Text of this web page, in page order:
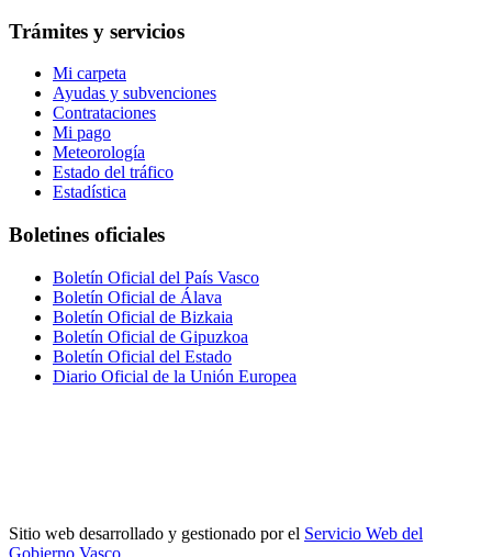
Trámites y servicios
Mi carpeta
Ayudas y subvenciones
Contrataciones
Mi pago
Meteorología
Estado del tráfico
Estadística
Boletines oficiales
Boletín Oficial del País Vasco
Boletín Oficial de Álava
Boletín Oficial de Bizkaia
Boletín Oficial de Gipuzkoa
Boletín Oficial del Estado
Diario Oficial de la Unión Europea
Sitio web desarrollado y gestionado por el Servicio Web del
Gobierno Vasco